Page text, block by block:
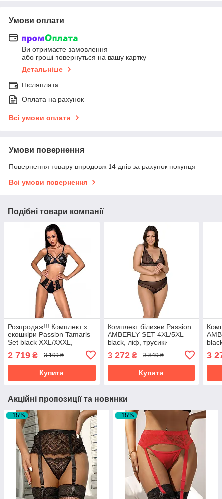
Умови оплати
Ви отримаєте замовлення
або гроші повернуться на вашу картку
Детальніше
Післяплата
Оплата на рахунок
Всі умови оплати
Умови повернення
Повернення товару впродовж 14 днів за рахунок покупця
Всі умови повернення
Подібні товари компанії
Розпродаж!!! Комплект з
екошкіри Passion Tamaris
Set black XXL/XXXL,
2 719 ₴ 3 199 ₴
Купити
Комплект білизни Passion
AMBERLY SET 4XL/5XL
black, ліф, трусики
нитка
3 272₴ 3 849 ₴
Купити
3
Акційні пропозиції та новинки
–15% –15%